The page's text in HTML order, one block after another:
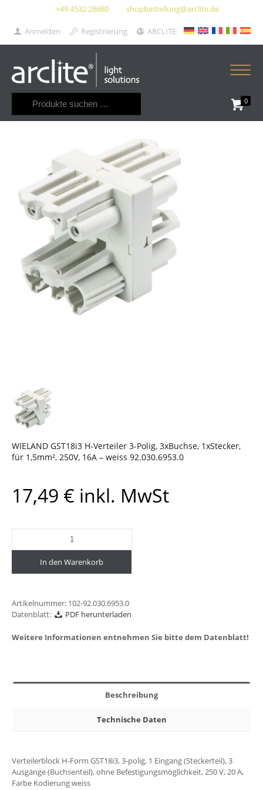
+49 4532 28680 shopbestellung@arclite.de
Anmelden Registrierung ARCLITE
0
WIELAND GST18i3 H-Verteiler 3-Polig, 3xBuchse, 1xStecker,
für 1,5mm², 250V, 16A – weiss 92.030.6953.0
17,49 € inkl. MwSt
In den Warenkorb
Artikelnummer: 102-92.030.6953.0
Datenblatt:
PDF herunterladen
Weitere Informationen entnehmen Sie bitte dem Datenblatt!
Beschreibung
Technische Daten
Verteilerblock H-Form GST18i3, 3-polig, 1 Eingang (Steckerteil), 3
Ausgänge (Buchsenteil), ohne Befestigungsmöglichkeit, 250 V, 20 A,
Farbe Kodierung weiss